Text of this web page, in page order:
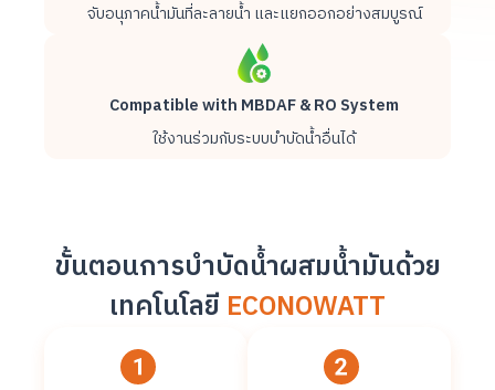
จับอนุภาคน้ำมันที่ละลายน้ำ และแยกออกอย่างสมบูรณ์
Compatible with MBDAF & RO System
ใช้งานร่วมกับระบบบำบัดน้ำอื่นได้
ขั้นตอนการบำบัดน้ำผสมน้ำมันด้วย
เทคโนโลยี ECONOWATT